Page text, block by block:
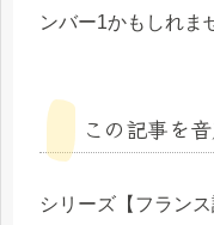
ンバー1かもしれま
この記事を
シリーズ【フラン